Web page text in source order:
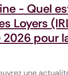
- Quel
Loyers
pour
une